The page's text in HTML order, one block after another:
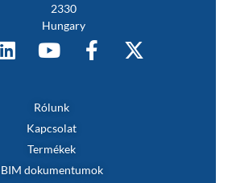
2330
Hungary
Rólunk
Kapcsolat
Termékek
BIM dokumentumok